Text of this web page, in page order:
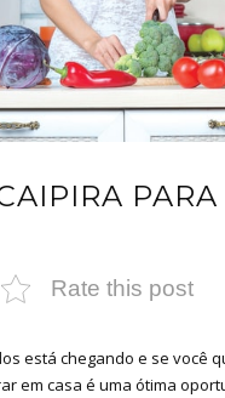
Rate this post
está chegando e se você
em casa é uma ótima